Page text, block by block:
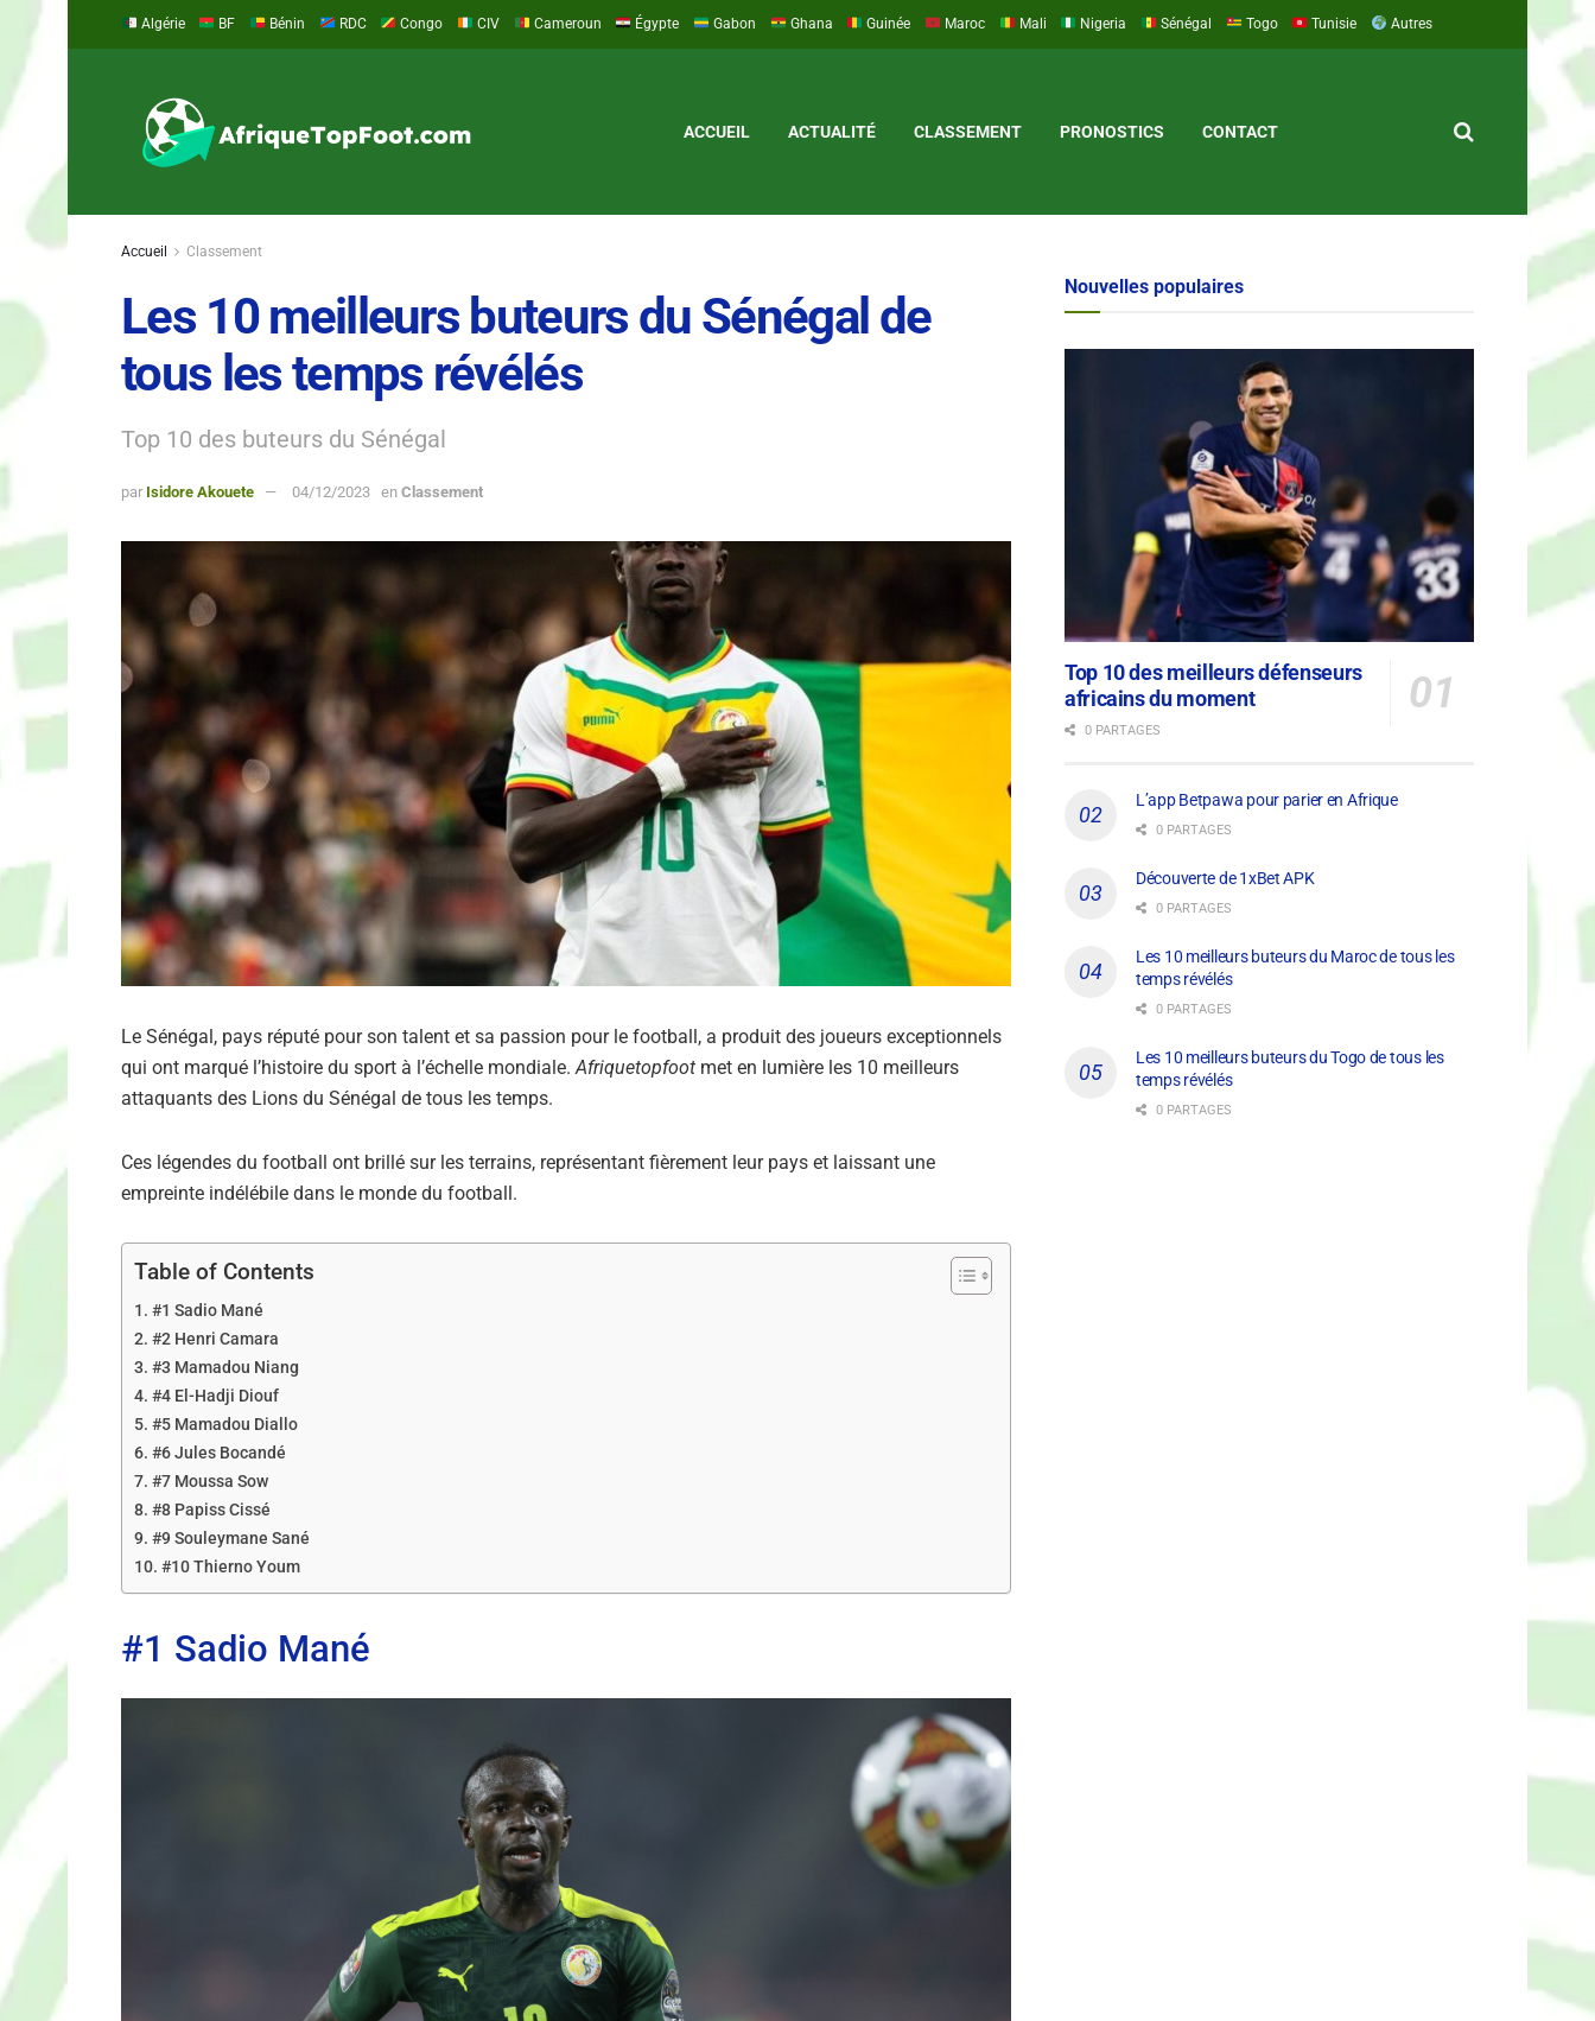
Algérie BF Bénin RDC Congo CIV Cameroun Égypte Gabon Ghana Guinée Maroc Mali Nigeria Sénégal Togo Tunisie Autres
ACCUEIL ACTUALITÉ CLASSEMENT PRONOSTICS CONTACT
Accueil Classement
Les 10 meilleurs buteurs du Sénégal de
tous les temps révélés
Top 10 des buteurs du Sénégal
par Isidore Akouete 04/12/2023 en Classement
Le Sénégal, pays réputé pour son talent et sa passion pour le football, a produit des joueurs exceptionnels
qui ont marqué l’histoire du sport à l’échelle mondiale. Afriquetopfoot met en lumière les 10 meilleurs
attaquants des Lions du Sénégal de tous les temps.
Ces légendes du football ont brillé sur les terrains, représentant fièrement leur pays et laissant une
empreinte indélébile dans le monde du football.
Table of Contents
#1 Sadio Mané
#2 Henri Camara
#3 Mamadou Niang
#4 El-Hadji Diouf
#5 Mamadou Diallo
#6 Jules Bocandé
#7 Moussa Sow
#8 Papiss Cissé
#9 Souleymane Sané
#10 Thierno Youm
#1 Sadio Mané
Nouvelles populaires
Top 10 des meilleurs défenseurs
africains du moment
0 PARTAGES
L’app Betpawa pour parier en Afrique
0 PARTAGES
Découverte de 1xBet APK
0 PARTAGES
Les 10 meilleurs buteurs du Maroc de tous les
temps révélés
0 PARTAGES
Les 10 meilleurs buteurs du Togo de tous les
temps révélés
0 PARTAGES